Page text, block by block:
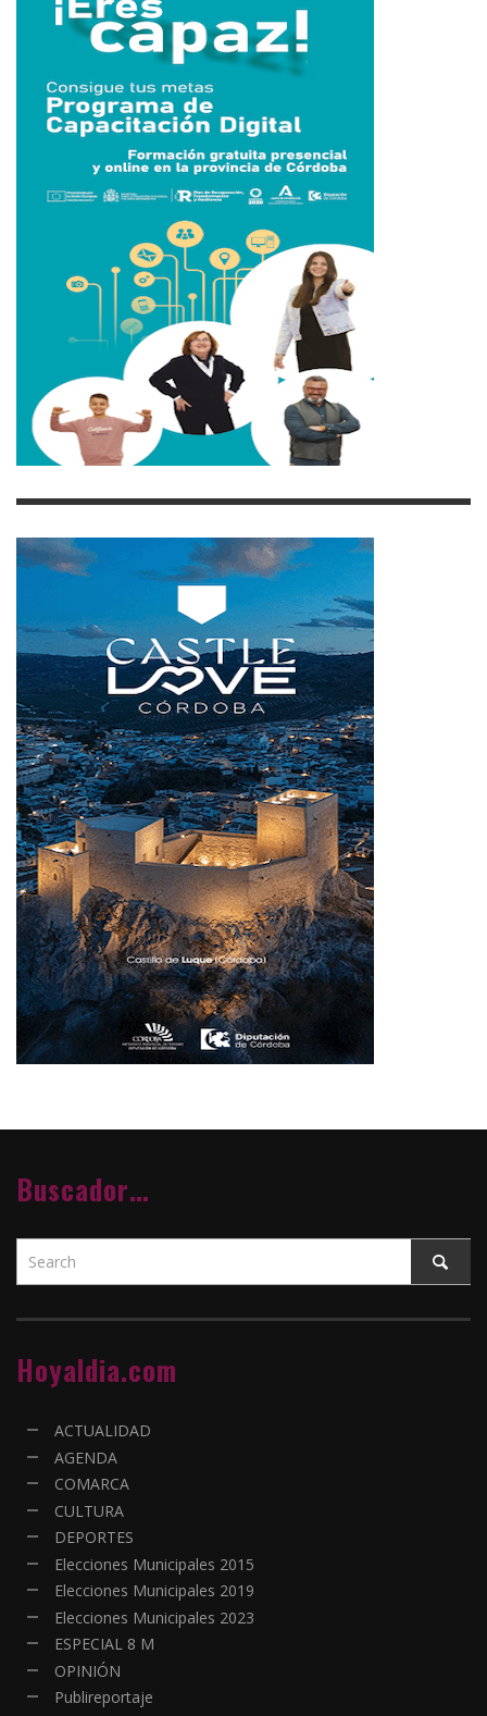
Buscador…
Hoyaldia.com
ACTUALIDAD
AGENDA
COMARCA
CULTURA
DEPORTES
Elecciones Municipales 2015
Elecciones Municipales 2019
Elecciones Municipales 2023
ESPECIAL 8 M
OPINIÓN
Publireportaje